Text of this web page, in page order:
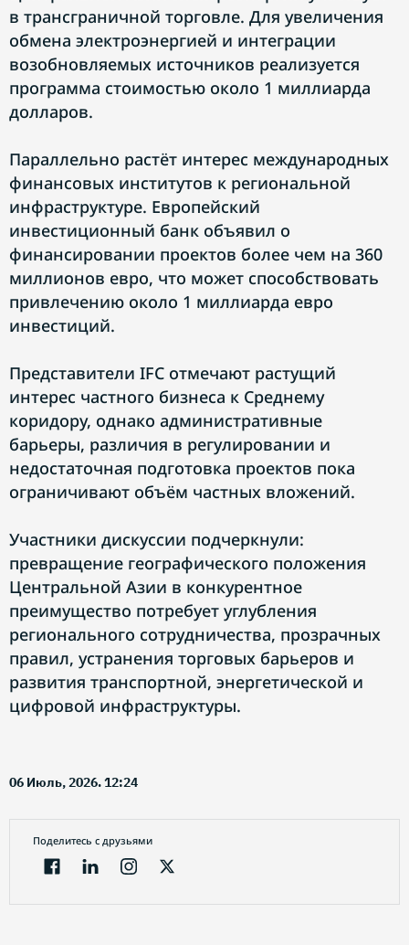
в трансграничной торговле. Для увеличения
обмена электроэнергией и интеграции
возобновляемых источников реализуется
программа стоимостью около 1 миллиарда
долларов.
Параллельно растёт интерес международных
финансовых институтов к региональной
инфраструктуре. Европейский
инвестиционный банк объявил о
финансировании проектов более чем на 360
миллионов евро, что может способствовать
привлечению около 1 миллиарда евро
инвестиций.
Представители IFC отмечают растущий
интерес частного бизнеса к Среднему
коридору, однако административные
барьеры, различия в регулировании и
недостаточная подготовка проектов пока
ограничивают объём частных вложений.
Участники дискуссии подчеркнули:
превращение географического положения
Центральной Азии в конкурентное
преимущество потребует углубления
регионального сотрудничества, прозрачных
правил, устранения торговых барьеров и
развития транспортной, энергетической и
цифровой инфраструктуры.
06 Июль, 2026. 12:24
Поделитесь с друзьями